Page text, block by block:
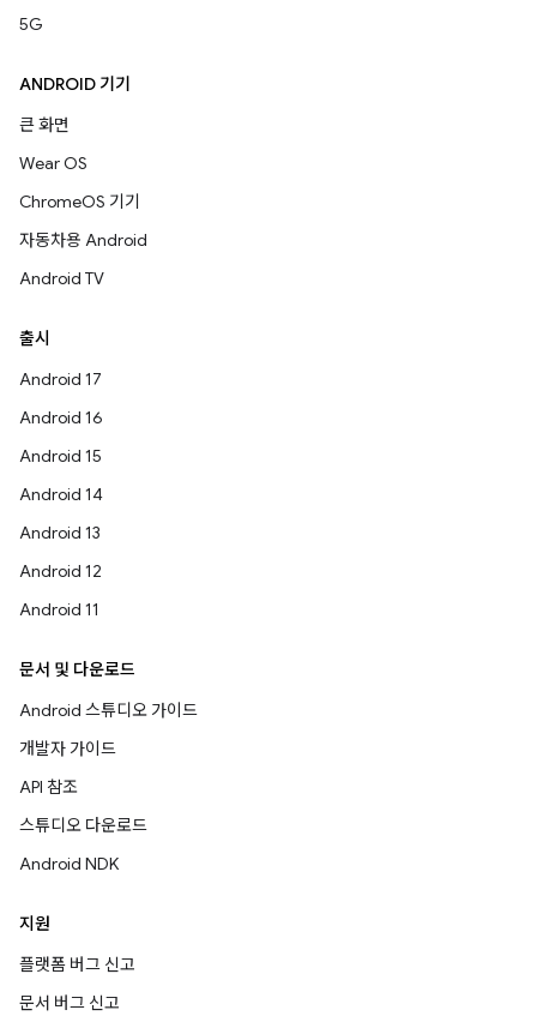
5G
ANDROID 기기
큰 화면
Wear OS
ChromeOS 기기
자동차용 Android
Android TV
출시
Android 17
Android 16
Android 15
Android 14
Android 13
Android 12
Android 11
문서 및 다운로드
Android 스튜디오 가이드
개발자 가이드
API 참조
스튜디오 다운로드
Android NDK
지원
플랫폼 버그 신고
문서 버그 신고